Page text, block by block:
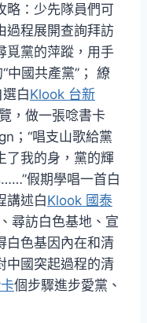
略：少先隊員們可
過程展開查詢拜訪
覓黨的萍蹤，用手
中國共產黨”； 繚
白Klook 台新
，做一張唸書卡
；“唱支山歌給黨
了我的身，黨的輝
假期學唱一首白
講述白Klook 國泰
尋訪白色基地、宣
白色基因內在和清
中國突起過程的清
個步驟進步愛黨、